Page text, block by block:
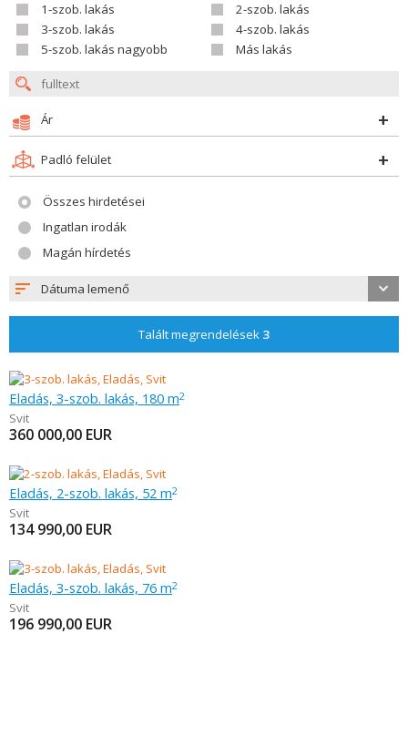
1-szob. lakás
2-szob. lakás
3-szob. lakás
4-szob. lakás
5-szob. lakás nagyobb
Más lakás
Ár
Padló felület
Összes hirdetései
Ingatlan irodák
Magán hírdetés
Dátuma lemenő
Talált megrendelések 3
Eladás, 3-szob. lakás, 180 m2
Svit
360 000,00 EUR
Eladás, 2-szob. lakás, 52 m2
Svit
134 990,00 EUR
Eladás, 3-szob. lakás, 76 m2
Svit
196 990,00 EUR